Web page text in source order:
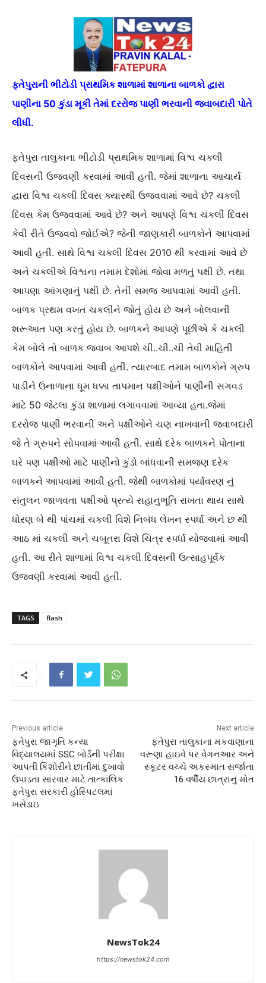
ફતેપુરાની ભીટોડી પ્રાથમિક શાળામાં શાળાના બાળકો દ્વારા
પાણીના 50 કુંડા મૂકી તેમાં દરરોજ પાણી ભરવાની જવાબદારી પોતે
લીધી.
ફતેપુરા તાલુકાના ભીટોડી પ્રાથમિક શાળામાં વિશ્વ ચકલી
દિવસની ઉજવણી કરવામાં આવી હતી. જેમાં શાળાના આચાર્ય
દ્વારા વિશ્વ ચકલી દિવસ ક્યારથી ઉજવવામાં આવે છે? ચકલી
દિવસ કેમ ઉજવવામાં આવે છે? અને આપણે વિશ્વ ચકલી દિવસ
કેવી રીતે ઉજવવો જોઈએ? જેની જાણકારી બાળકોને આપવામાં
આવી હતી. સાથે વિશ્વ ચકલી દિવસ 2010 થી કરવામાં આવે છે
અને ચકલીએ વિશ્વના તમામ દેશોમાં જોવા મળતું પક્ષી છે. તથા
આપણા આંગણાનું પક્ષી છે. તેની સમજ આપવામાં આવી હતી.
બાળક પ્રથમ વખત ચકલીને જોતું હોય છે અને બોલવાની
શરૂઆત પણ કરતું હોય છે. બાળકને આપણે પૂછીએ કે ચકલી
કેમ બોલે તો બાળક જવાબ આપશે ચી..ચી..ચી તેવી માહિતી
બાળકોને આપવામાં આવી હતી. ત્યારબાદ તમામ બાળકોને ગ્રુપ
પાડીને ઉનાળાના ધૂમ ધક્કા તાપમાન પક્ષીઓને પાણીની સગવડ
માટે 50 જેટલા કુંડા શાળામાં લગાવવામાં આવ્યા હતા.જેમાં
દરરોજ પાણી ભરવાની અને પક્ષીઓને ચણ નાખવાની જવાબદારી
જે તે ગ્રુપને સોપવામાં આવી હતી. સાથે દરેક બાળકને પોતાના
ઘરે પણ પક્ષીઓ માટે પાણીનો કુંડો બાંધવાની સમજણ દરેક
બાળકને આપવામાં આવી હતી. જેથી બાળકોમાં પર્યાવરણ નું
સંતુલન જાળવતા પક્ષીઓ પ્રત્યે સહાનુભૂતિ રાખતા થાય સાથે
ધોરણ બે થી પાંચમાં ચકલી વિશે નિબંધ લેખન સ્પર્ધા અને છ થી
આઠ માં ચકલી અને ચબૂતરા વિશે ચિત્ર સ્પર્ધા યોજવામાં આવી
હતી. આ રીતે શાળામાં વિશ્વ ચકલી દિવસની ઉત્સાહપૂર્વક
ઉજવણી કરવામાં આવી હતી.
TAGS flash
Previous article
ફતેપુરા જાગૃતિ કન્યા
વિદ્યાલયમાં SSC બોર્ડની પરીક્ષા
આપતી કિશોરીને છાતીમાં દુખાવો
ઉપાડતા સારવાર માટે તાત્કાલિક
ફતેપુરા સરકારી હોસ્પિટલમાં
ખસેડાઇ
Next article
ફતેપુરા તાલુકાના મકવાણાના
વરૂણા હાઇવે પર વેગનઆર અને
સ્કૂટર વચ્ચે અકસ્માત સર્જાતા
16 વર્ષીય છાત્રાનું મોત
NewsTok24
https://newstok24.com